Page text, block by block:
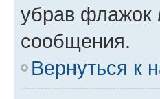
убрав флажок
сообщения.
Вернуться к